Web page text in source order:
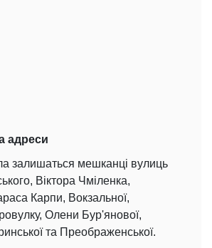
адреси
залишаться мешканці вулиць
Віктора Чміленка,
Карпи, Вокзальної,
Олени Бур'янової,
та Преображенської.